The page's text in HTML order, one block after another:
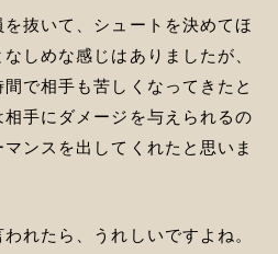
を抜いて、シュートを決めてほ
しめな感じはありましたが、
で相手も苦しくなってきたと
手にダメージを与えられるの
ンスを出してくれたと思いま
れたら、うれしいですよね。